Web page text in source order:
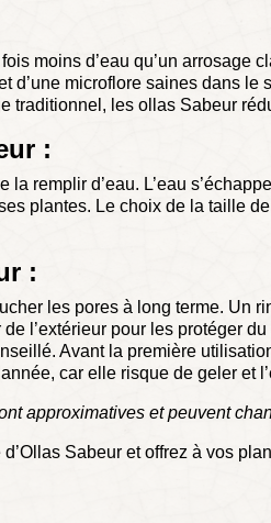
moins d’eau qu’un
d’une microflore saines dans
traditionnel, les ollas Sabeur
:
la remplir d’eau. L’eau
plantes. Le choix de la taille
:
les pores à long terme. Un
l’extérieur pour les protéger
Avant la première
car elle risque de geler et
approximatives et peuvent
Sabeur et offrez à vos